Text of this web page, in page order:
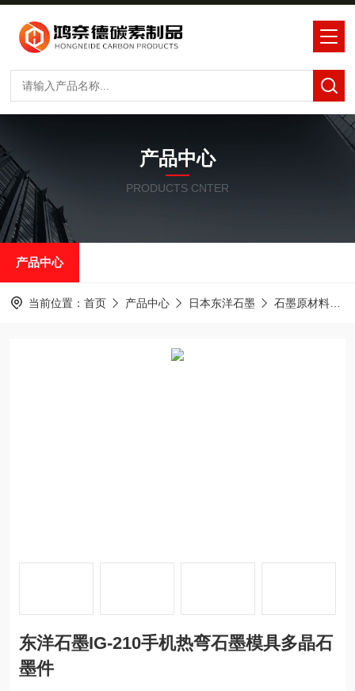
产品中心
PRODUCTS CNTER
产品中心
当前位置： 首页 产品中心 日本东洋石墨 石墨原材料
东洋石墨IG-210手机热弯石墨模具多晶石
墨件